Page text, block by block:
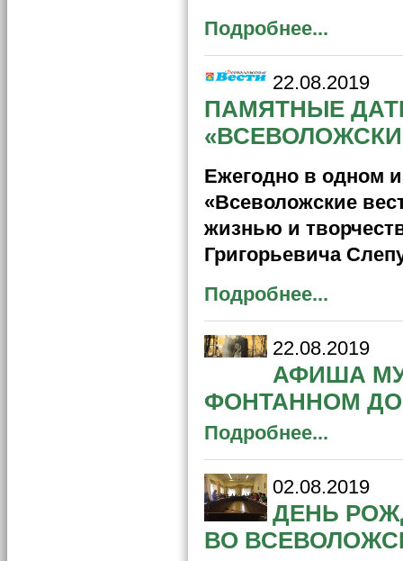
Подробнее...
22.08.2019
ПАМЯТНЫЕ
Ежегодно в одном
«Всеволожские
жизнью и
Григорьевича
Подробнее...
22.08.2019
АФИША
ФОНТАННОМ
Подробнее...
02.08.2019
ДЕНЬ
ВО